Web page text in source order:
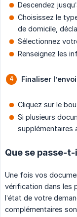
Descendez
Choisissez le
de domicile,
Sélectionnez
Renseignez les
Finaliser
Cliquez sur le
Si plusieurs
supplémentaires
Que se passe-
Une fois vos
vérification dans les
l’état de votre
complémentaires